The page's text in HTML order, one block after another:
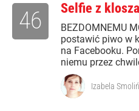
Selfie z
BEZDOMNEMU
postawić piwo w
na Facebooku.
niemu przez
46
Izabela